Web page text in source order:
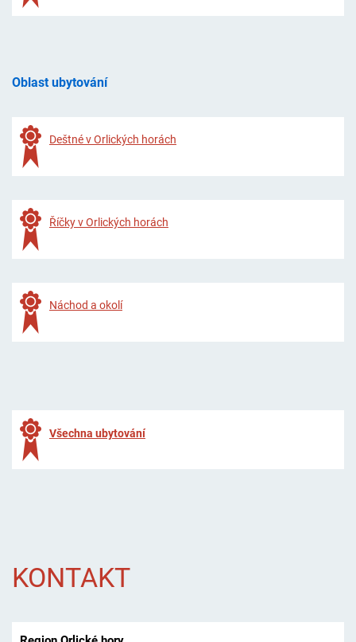
Oblast ubytování
Deštné v Orlických horách
Říčky v Orlických horách
Náchod a okolí
Všechna ubytování
KONTAKT